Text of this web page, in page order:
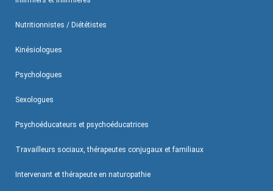
Nutritionnistes / Diététistes
Kinésiologues
Psychologues
Sexologues
Psychoéducateurs et psychoéducatrices
Travailleurs sociaux, thérapeutes conjugaux et familiaux
Intervenant et thérapeute en naturopathie